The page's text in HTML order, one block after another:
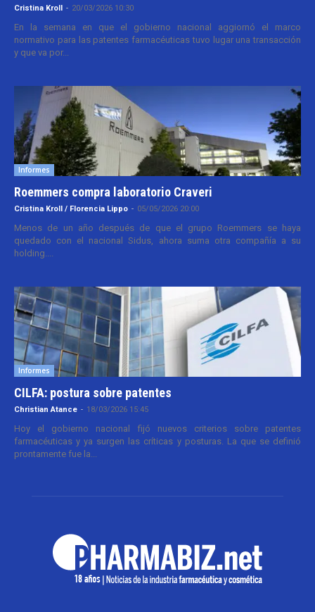
Cristina Kroll - 20/03/2026 10:30
En la semana en que el gobierno nacional aggiornó el marco
normativo para las patentes farmacéuticas tuvo lugar una transacción
y que va por...
Informes
Roemmers compra laboratorio Craveri
Cristina Kroll / Florencia Lippo - 05/05/2026 20:00
Menos de un año después de que el grupo Roemmers se haya
quedado con el nacional Sidus, ahora suma otra compañía a su
holding....
Informes
CILFA: postura sobre patentes
Christian Atance - 18/03/2026 15:45
Hoy el gobierno nacional fijó nuevos criterios sobre patentes
farmacéuticas y ya surgen las críticas y posturas. La que se definió
prontamente fue la...